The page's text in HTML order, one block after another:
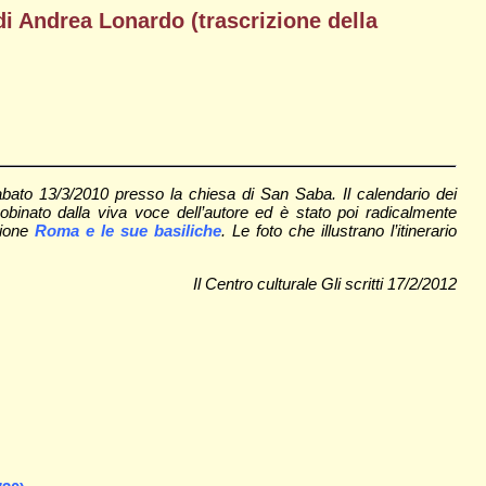
Andrea Lonardo (trascrizione della
13/3/2010 presso la chiesa di San Saba. Il calendario dei
dalla viva voce dell’autore ed è stato poi radicalmente
Roma e le sue basiliche. Le foto che illustrano l’itinerario
Il Centro culturale Gli scritti 17/2/2012